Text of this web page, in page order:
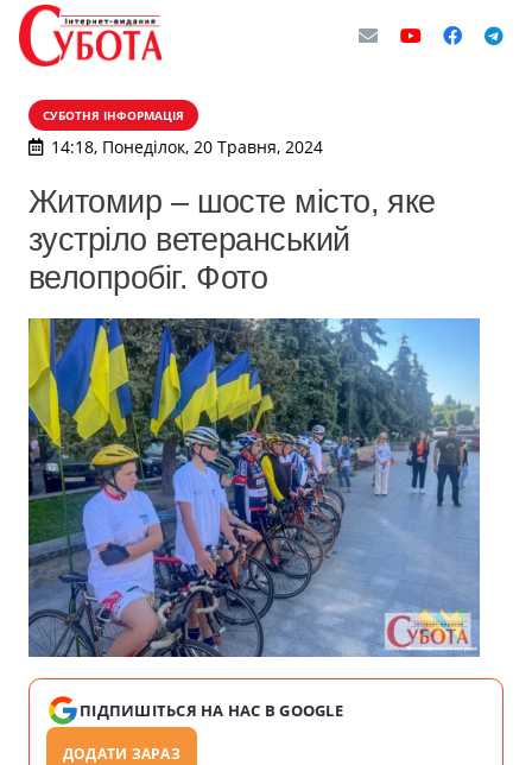
СУБОТНЯ ІНФОРМАЦІЯ
14:18, Понеділок, 20 Травня, 2024
Житомир – шосте місто, яке
зустріло ветеранський
велопробіг. Фото
ПІДПИШІТЬСЯ НА НАС В GOOGLE
ДОДАТИ ЗАРАЗ